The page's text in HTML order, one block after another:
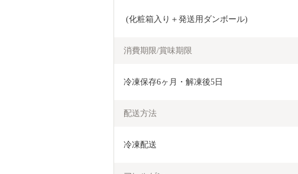
(化粧箱入り＋発送用ダンボール)
消費期限/賞味期限
冷凍保存6ヶ月・解凍後5日
配送方法
冷凍配送